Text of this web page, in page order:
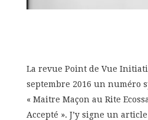
La revue Point de Vue
septembre 2016 un numéro
« Maitre Maçon au Rite
Accepté ». J’y signe un